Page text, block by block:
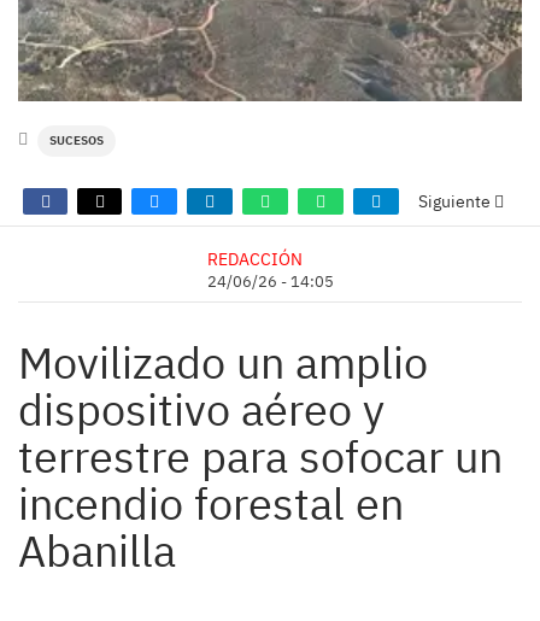
SUCESOS
Siguiente
REDACCIÓN
24/06/26 - 14:05
Movilizado un amplio
dispositivo aéreo y
terrestre para sofocar un
incendio forestal en
Abanilla